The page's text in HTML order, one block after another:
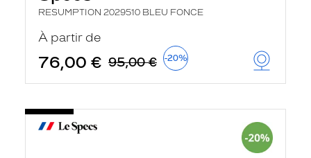
RESUMPTION 2029510 BLEU FONCE
À partir de
76,00 € 95,00 € -20%